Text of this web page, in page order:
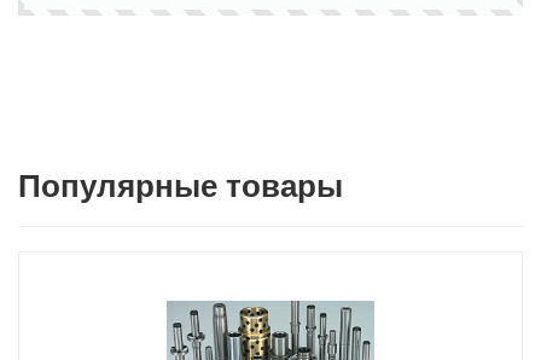
Популярные товары